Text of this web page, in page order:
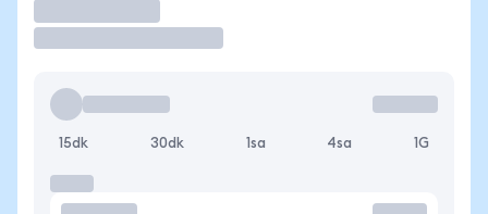
15dk 30dk 1sa 4sa 1G